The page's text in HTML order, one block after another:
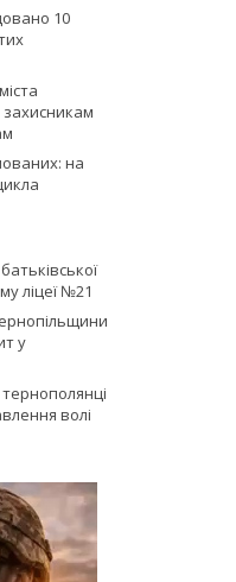
10
на
ліцеї №21
у
волі